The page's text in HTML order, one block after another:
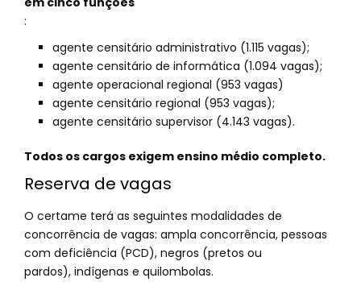
:
agente censitário administrativo (1.115 vagas);
agente censitário de informática (1.094 vagas);
agente operacional regional (953 vagas)
agente censitário regional (953 vagas);
agente censitário supervisor (4.143 vagas).
Todos os cargos exigem ensino médio completo.
Reserva de vagas
O certame terá as seguintes modalidades de
concorrência de vagas: ampla concorrência, pessoas
com deficiência (PCD), negros (pretos ou
pardos), indígenas e quilombolas.